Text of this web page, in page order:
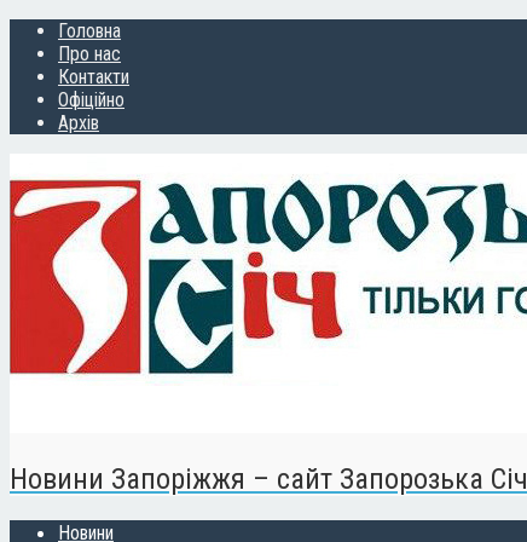
Головна
Про нас
Контакти
Офіційно
Архів
Новини Запоріжжя – сайт Запорозька Січ
Новини